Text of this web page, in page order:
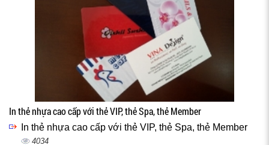
In thẻ nhựa cao cấp với thẻ VIP, thẻ Spa, thẻ Member
In thẻ nhựa cao cấp với thẻ VIP, thẻ Spa, thẻ Member
4034